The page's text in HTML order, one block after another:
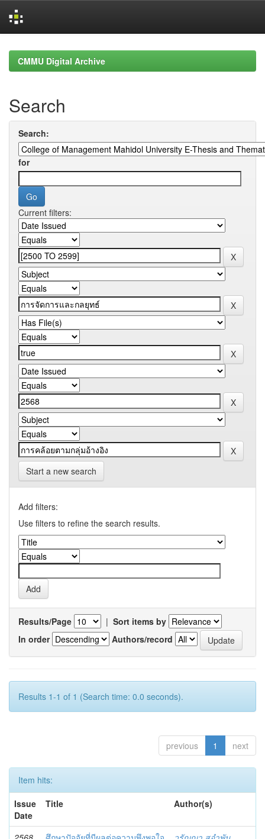
navigationCMMU Digital Archive
Search
Search:
for
Current filters:
Start a new search
Add filters:
Use filters to refine the search results.
Results/Page | Sort items by
In order
Authors/record
Results 1-1 of 1 (Search time: 0.0 seconds).
previous 1 next
Item hits:
Issue
Date
Title Author(s)